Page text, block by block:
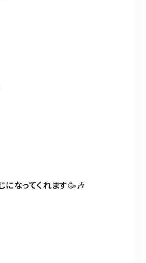
なってくれます🥳🎶